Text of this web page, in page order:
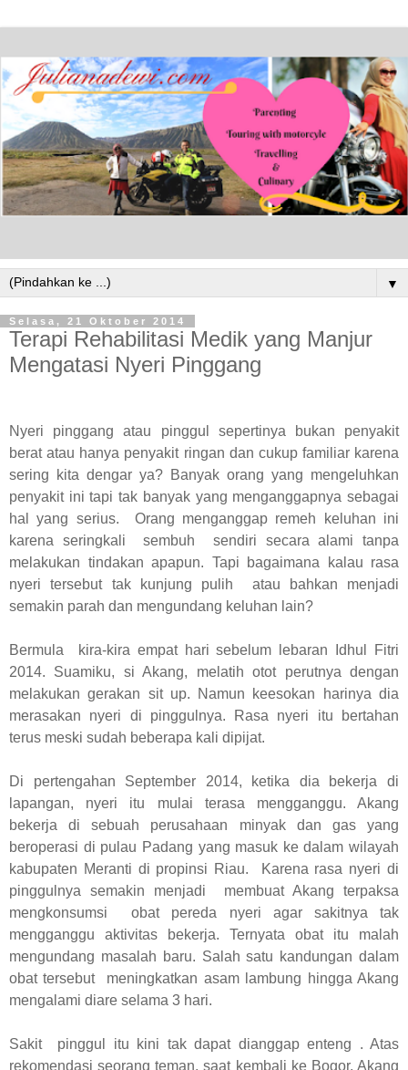
▼
Selasa, 21 Oktober 2014
Terapi Rehabilitasi Medik yang Manjur
Mengatasi Nyeri Pinggang
Nyeri pinggang atau pinggul sepertinya bukan penyakit
berat atau hanya penyakit ringan dan cukup familiar karena
sering kita dengar ya? Banyak orang yang mengeluhkan
penyakit ini tapi tak banyak yang menganggapnya sebagai
hal yang serius. Orang menganggap remeh keluhan ini
karena seringkali sembuh sendiri secara alami tanpa
melakukan tindakan apapun. Tapi bagaimana kalau rasa
nyeri tersebut tak kunjung pulih atau bahkan menjadi
semakin parah dan mengundang keluhan lain?
Bermula kira-kira empat hari sebelum lebaran Idhul Fitri
2014. Suamiku, si Akang, melatih otot perutnya dengan
melakukan gerakan sit up. Namun keesokan harinya dia
merasakan nyeri di pinggulnya. Rasa nyeri itu bertahan
terus meski sudah beberapa kali dipijat.
Di pertengahan September 2014, ketika dia bekerja di
lapangan, nyeri itu mulai terasa mengganggu. Akang
bekerja di sebuah perusahaan minyak dan gas yang
beroperasi di pulau Padang yang masuk ke dalam wilayah
kabupaten Meranti di propinsi Riau. Karena rasa nyeri di
pinggulnya semakin menjadi membuat Akang terpaksa
mengkonsumsi obat pereda nyeri agar sakitnya tak
mengganggu aktivitas bekerja. Ternyata obat itu malah
mengundang masalah baru. Salah satu kandungan dalam
obat tersebut meningkatkan asam lambung hingga Akang
mengalami diare selama 3 hari.
Sakit pinggul itu kini tak dapat dianggap enteng . Atas
rekomendasi seorang teman, saat kembali ke Bogor, Akang